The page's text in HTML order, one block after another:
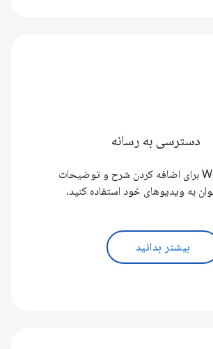
دسترسی به رسانه
از WebVTT برای اضافه کردن شرح و توضیحات
به ویدیوهای خود استفاده کنید.
بیشتر بدانید